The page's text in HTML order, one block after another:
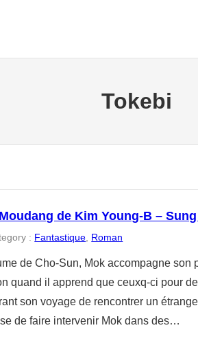
Tokebi
de Kim Young-B –
: Fantastique Roman
de Cho-Sun, Mok accompagne son
quand il apprend que ceuxq-ci pour
son voyage de rencontrer un
de faire intervenir Mok dans des…